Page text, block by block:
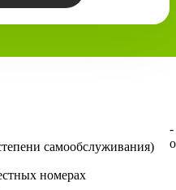
самообслуживания)
номерах
-